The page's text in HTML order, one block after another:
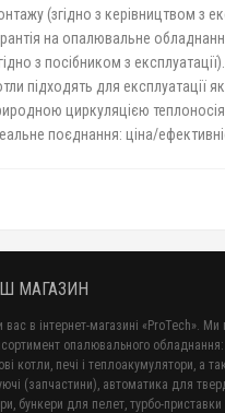
(згідно з керівництвом з
на опалювальне
з посібником з експлуатації).
підходять для експлуатації
циркуляцією теплоносія.
поєднання: ціна/
МАГАЗИН
вас в інтернет-магазині «ProTech».
опалювального обладнання:
котли, печі і теплоакумулятори, а
(запчастини), автоматика для
бункери для пелет, турбо-приставки